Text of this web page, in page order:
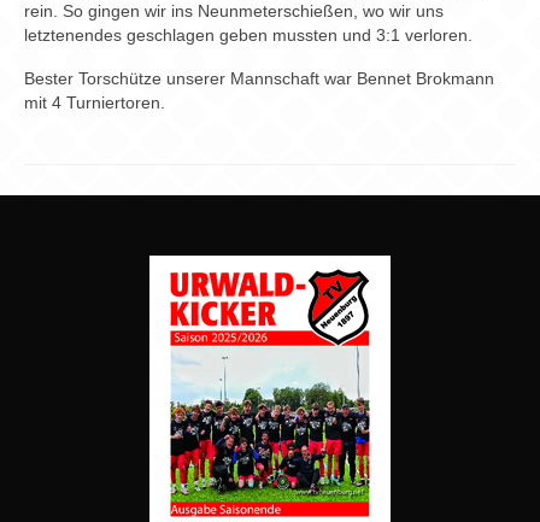
rein. So gingen wir ins Neunmeterschießen, wo wir uns
letztenendes geschlagen geben mussten und 3:1 verloren.
Bester Torschütze unserer Mannschaft war Bennet Brokmann
mit 4 Turniertoren.